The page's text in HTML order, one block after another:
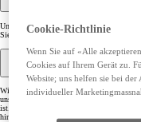
Um Connected Services zu nutzen:
Sie die Dienste aus, die Sie aktivieren
Warum kann ich mein
Wir sind gerade dabei, die neue MyToyota
unserer Produktpalette ab. Sie werden
ist. Wenn Sie die Benachrichtigung
hinzufügen können, wenden Sie sich bitte
Cookie-Richtlinie
Wenn Sie auf «Alle
Cookies auf Ihrem Gerät zu.
Website; uns helfen sie bei
individueller